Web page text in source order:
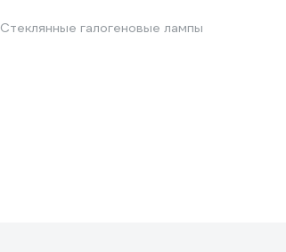
Стеклянные галогеновые лампы